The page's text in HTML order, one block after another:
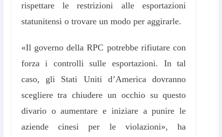
rispettare le restrizioni alle esportazioni
statunitensi o trovare un modo per aggirarle.
«Il governo della RPC potrebbe rifiutare con
forza i controlli sulle esportazioni. In tal
caso, gli Stati Uniti d’America dovranno
scegliere tra chiudere un occhio su questo
divario o aumentare e iniziare a punire le
aziende cinesi per le violazioni», ha